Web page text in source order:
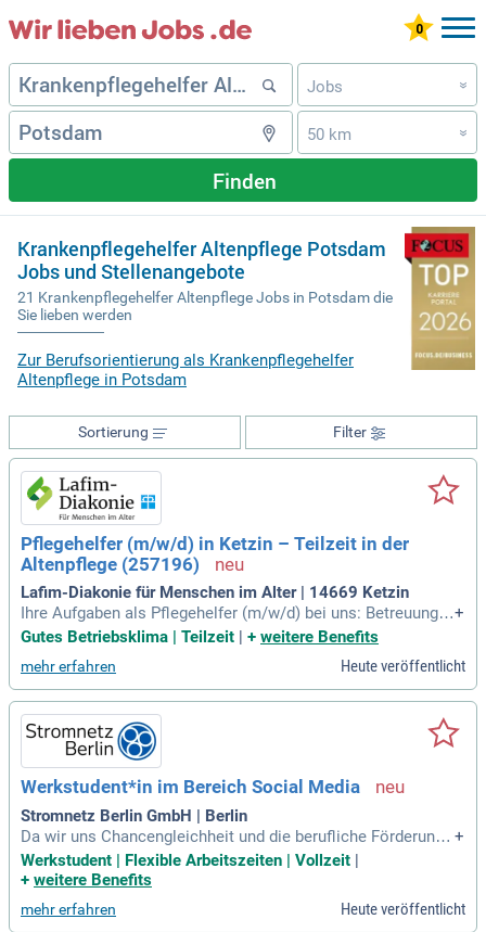
Jobs »
50 km »
Finden
Krankenpflegehelfer Altenpflege Potsdam
Jobs und Stellenangebote
21 Krankenpflegehelfer Altenpflege Jobs in Potsdam die
Sie lieben werden
Zur Berufsorientierung als Krankenpflegehelfer
Altenpflege in Potsdam
Filter
Sortierung
Pflegehelfer (m/w/d) in Ketzin – Teilzeit in der
Altenpflege (257196)
Lafim-Diakonie für Menschen im Alter | 14669 Ketzin
Ihre Aufgaben als Pflegehelfer (m/w/d) bei uns: Betreuung u
nd Unterstützung unserer Bewohner:innen im Alltag sowie F
ge und einfacher pflegerischer Tätigkeiten nach Anleitung d
er Pflegefachkräfte
+
Gutes Betriebsklima | Teilzeit
+ weitere Benefits
mehr erfahren Heute veröffentlicht
Werkstudent*in im Bereich Social Media
Stromnetz Berlin GmbH | Berlin
Da wir uns Chancengleichheit und die berufliche Förderung
von Frauen zum Ziel gesetzt haben, sind wir an Bewerbunge
n von Frauen besonders interessiert. Menschen mit Behinde
cksichtigt.
+
Werkstudent | Flexible Arbeitszeiten | Vollzeit |
+ weitere Benefits
mehr erfahren Heute veröffentlicht